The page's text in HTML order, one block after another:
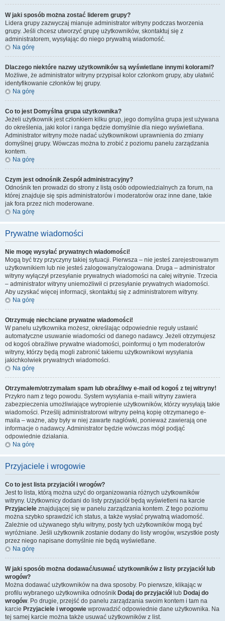
W jaki sposób można zostać liderem grupy?
Lidera grupy zazwyczaj mianuje administrator witryny podczas tworzenia
grupy. Jeśli chcesz utworzyć grupę użytkowników, skontaktuj się z
administratorem, wysyłając do niego prywatną wiadomość.
Na górę
Dlaczego niektóre nazwy użytkowników są wyświetlane innymi kolorami?
Możliwe, że administrator witryny przypisał kolor członkom grupy, aby ułatwić
identyfikowanie członków tej grupy.
Na górę
Co to jest Domyślna grupa użytkownika?
Jeżeli użytkownik jest członkiem kilku grup, jego domyślna grupa jest używana
do określenia, jaki kolor i ranga będzie domyślnie dla niego wyświetlana.
Administrator witryny może nadać użytkownikowi uprawnienia do zmiany
domyślnej grupy. Wówczas można to zrobić z poziomu panelu zarządzania
kontem.
Na górę
Czym jest odnośnik Zespół administracyjny?
Odnośnik ten prowadzi do strony z listą osób odpowiedzialnych za forum, na
której znajduje się spis administratorów i moderatorów oraz inne dane, takie
jak fora przez nich moderowane.
Na górę
Prywatne wiadomości
Nie mogę wysyłać prywatnych wiadomości!
Mogą być trzy przyczyny takiej sytuacji. Pierwsza – nie jesteś zarejestrowanym
użytkownikiem lub nie jesteś zalogowany/zalogowana. Druga – administrator
witryny wyłączył przesyłanie prywatnych wiadomości na całej witrynie. Trzecia
– administrator witryny uniemożliwił ci przesyłanie prywatnych wiadomości.
Aby uzyskać więcej informacji, skontaktuj się z administratorem witryny.
Na górę
Otrzymuję niechciane prywatne wiadomości!
W panelu użytkownika możesz, określając odpowiednie reguły ustawić
automatyczne usuwanie wiadomości od danego nadawcy. Jeżeli otrzymujesz
od kogoś obraźliwe prywatne wiadomości, poinformuj o tym moderatorów
witryny, którzy będą mogli zabronić takiemu użytkownikowi wysyłania
jakichkolwiek prywatnych wiadomości.
Na górę
Otrzymałem/otrzymałam spam lub obraźliwy e-mail od kogoś z tej witryny!
Przykro nam z tego powodu. System wysyłania e-maili witryny zawiera
zabezpieczenia umożliwiające wytropienie użytkowników, którzy wysyłają takie
wiadomości. Prześlij administratorowi witryny pełną kopię otrzymanego e-
maila – ważne, aby były w niej zawarte nagłówki, ponieważ zawierają one
informacje o nadawcy. Administrator będzie wówczas mógł podjąć
odpowiednie działania.
Na górę
Przyjaciele i wrogowie
Co to jest lista przyjaciół i wrogów?
Jest to lista, którą można użyć do organizowania różnych użytkowników
witryny. Użytkownicy dodani do listy przyjaciół będą wyświetleni na karcie
Przyjaciele znajdującej się w panelu zarządzania kontem. Z tego poziomu
można szybko sprawdzić ich status, a także wysłać prywatną wiadomość.
Zależnie od używanego stylu witryny, posty tych użytkowników mogą być
wyróżniane. Jeśli użytkownik zostanie dodany do listy wrogów, wszystkie posty
przez niego napisane domyślnie nie będą wyświetlane.
Na górę
W jaki sposób można dodawać/usuwać użytkowników z listy przyjaciół lub
wrogów?
Można dodawać użytkowników na dwa sposoby. Po pierwsze, klikając w
profilu wybranego użytkownika odnośnik Dodaj do przyjaciółlub Dodaj do
wrogów. Po drugie, przejść do panelu zarządzania swoim kontem i tam na
karcie Przyjaciele i wrogowie wprowadzić odpowiednie dane użytkownika. Na
tej samej karcie można także usuwać użytkowników z list.